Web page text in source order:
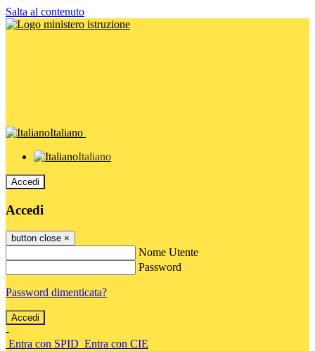
Salta al contenuto
Italiano
Italiano
Accedi
Accedi
button close ×
Nome Utente
Password
Password dimenticata?
-
Entra con SPID Entra con CIE